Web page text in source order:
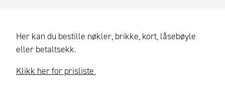
Her kan du bestille nøkler, brikke, kort, låsebøyle
eller betaltsekk.
Klikk her for prisliste